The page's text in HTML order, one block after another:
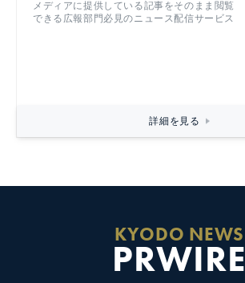
メディアに提供している記事をそのまま閲覧
できる広報部門必見のニュース配信サービス
詳細を見る
KYODO NEWS
PRWIRE